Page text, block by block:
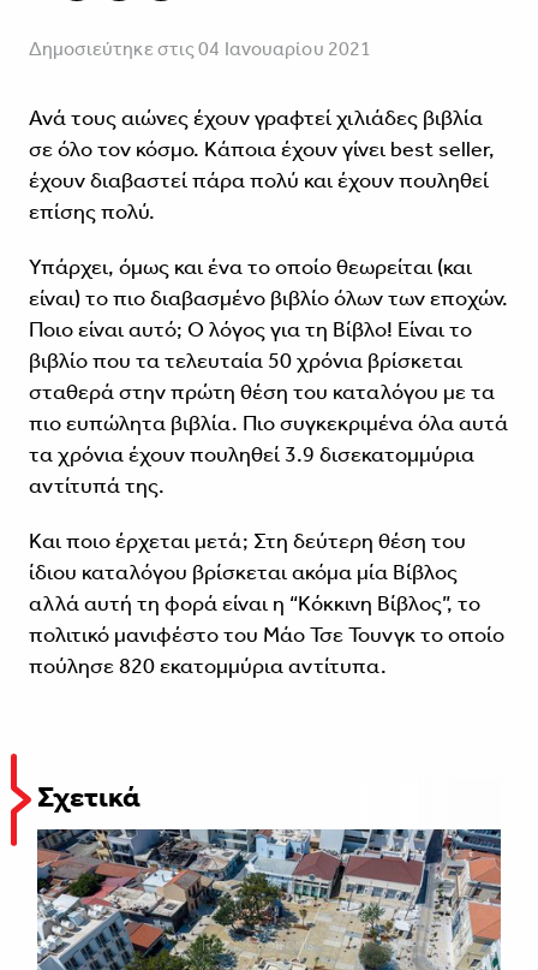
Δημοσιεύτηκε στις 04 Ιανουαρίου 2021
Ανά τους αιώνες έχουν γραφτεί χιλιάδες βιβλία
σε όλο τον κόσμο. Κάποια έχουν γίνει best seller,
έχουν διαβαστεί πάρα πολύ και έχουν πουληθεί
επίσης πολύ.
Υπάρχει, όμως και ένα το οποίο θεωρείται (και
είναι) το πιο διαβασμένο βιβλίο όλων των εποχών.
Ποιο είναι αυτό; Ο λόγος για τη Βίβλο! Είναι το
βιβλίο που τα τελευταία 50 χρόνια βρίσκεται
σταθερά στην πρώτη θέση του καταλόγου με τα
πιο ευπώλητα βιβλία. Πιο συγκεκριμένα όλα αυτά
τα χρόνια έχουν πουληθεί 3.9 δισεκατομμύρια
αντίτυπά της.
Και ποιο έρχεται μετά; Στη δεύτερη θέση του
ίδιου καταλόγου βρίσκεται ακόμα μία Βίβλος
αλλά αυτή τη φορά είναι η “Κόκκινη Βίβλος”, το
πολιτικό μανιφέστο του Μάο Τσε Τουνγκ το οποίο
πούλησε 820 εκατομμύρια αντίτυπα.
Σχετικά